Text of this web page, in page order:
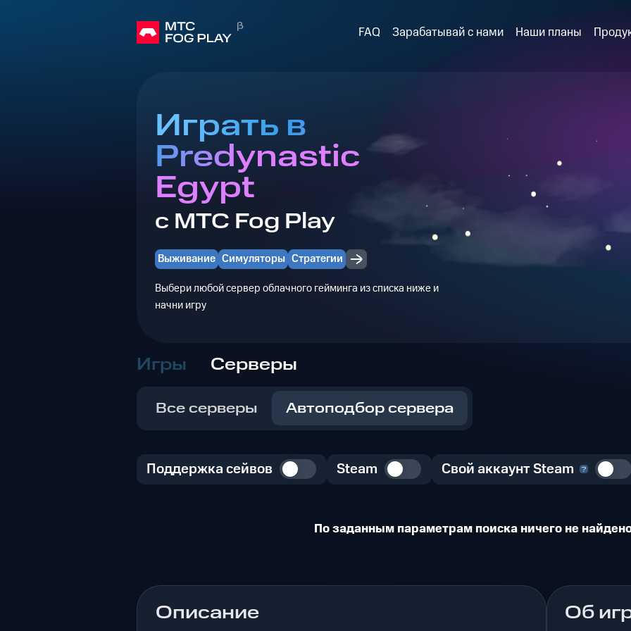
FAQ Зарабатывай с нами Наши планы
Играть в
Predynastic
Egypt
с МТС Fog Play
Выживание Симуляторы Стратегии
Выбери любой сервер облачного гейминга из списка ниже и
начни игру
Игры Серверы
Все серверы Автоподбор сервера
Поддержка сейвов Steam Свой аккаунт Steam
По заданным параметрам поиска ничего не
Описание Об